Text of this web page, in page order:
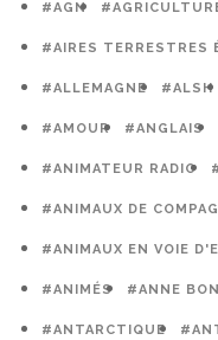
#AGN
#AIRES TERRESTRES
#ALLEMAGNE #ALSH
#AMOUR #ANGLAIS
#ANIMATEUR RADIO
#ANIMAUX DE
#ANIMAUX EN VOIE
#ANIMÉS #ANNE
#ANTARCTIQUE